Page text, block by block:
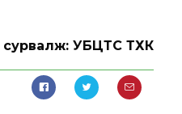
сурвалж: УБЦТС ТӨХК